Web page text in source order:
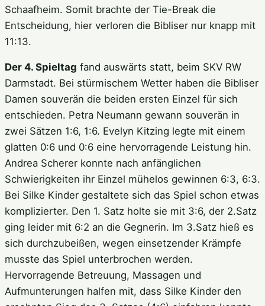
Schaafheim. Somit brachte der Tie-Break die
Entscheidung, hier verloren die Bibliser nur knapp mit
11:13.
Der 4. Spieltag fand auswärts statt, beim SKV RW
Darmstadt. Bei stürmischem Wetter haben die Bibliser
Damen souverän die beiden ersten Einzel für sich
entschieden. Petra Neumann gewann souverän in
zwei Sätzen 1:6, 1:6. Evelyn Kitzing legte mit einem
glatten 0:6 und 0:6 eine hervorragende Leistung hin.
Andrea Scherer konnte nach anfänglichen
Schwierigkeiten ihr Einzel mühelos gewinnen 6:3, 6:3.
Bei Silke Kinder gestaltete sich das Spiel schon etwas
komplizierter. Den 1. Satz holte sie mit 3:6, der 2.Satz
ging leider mit 6:2 an die Gegnerin. Im 3.Satz hieß es
sich durchzubeißen, wegen einsetzender Krämpfe
musste das Spiel unterbrochen werden.
Hervorragende Betreuung, Massagen und
Aufmunterungen halfen mit, dass Silke Kinder den